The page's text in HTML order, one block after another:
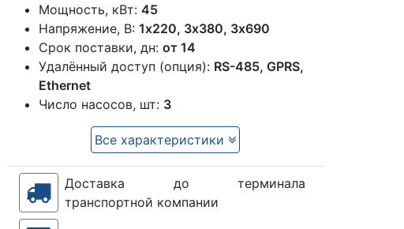
Мощность, кВт:45
Напряжение, В:1x220, 3х380, 3х690
Срок поставки, дн:от 14
Удалённый доступ (опция): RS-485, GPRS,
Ethernet
Число насосов, шт: 3
Все характеристики
Доставка до терминала
транспортной компании